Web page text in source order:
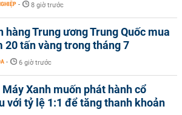
- 8 giờ trước
hàng Trung ương Trung Quốc mua
20 tấn vàng trong tháng 7
- 6 giờ trước
Xanh muốn phát hành cổ
với tỷ lệ 1:1 để tăng thanh khoản